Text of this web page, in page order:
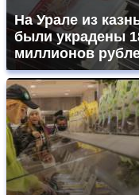
На Урале из
были украдены
миллионов